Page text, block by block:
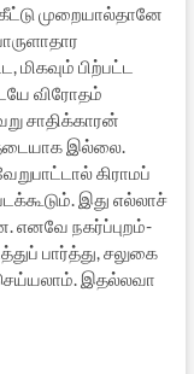
முறையால்தானே
மிகவும் பிற்பட்ட
விரோதம்
சாதிக்காரன்
இல்லை.
கிராமப்
இது எல்லாச்
எனவே நகர்ப்புறம்-
பார்த்து, சலுகை
செய்யலாம். இதல்லவா